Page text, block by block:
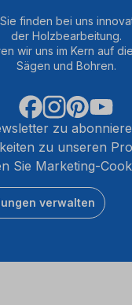
finden bei uns
der Holzbearbeitung.
wir uns im Kern auf
Sägen und Bohren.
zu
zu unseren
Sie Marketing-
verwalten